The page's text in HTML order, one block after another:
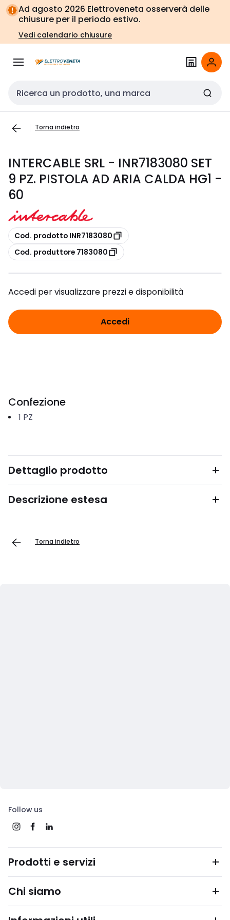
Vai alla
navigazione
Vai
alla
pagina
Ad agosto 2026 Elettroveneta osserverà delle
chiusure per il periodo estivo.
Vedi calendario chiusure
Cerca input
Torna indietro
INTERCABLE SRL - INR7183080 SET
9 PZ. PISTOLA AD ARIA CALDA HG1 -
60
copia
Cod. prodotto INR7183080
copia
Cod. produttore 7183080
Accedi per visualizzare prezzi e disponibilità
Accedi
Confezione
1 PZ
Dettaglio prodotto
Descrizione estesa
Torna indietro
Follow us
Prodotti e servizi
Chi siamo